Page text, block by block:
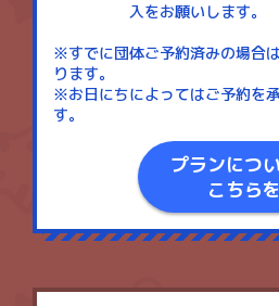
入をお願いします。
※すでに団体ご予約済みの場合
ります。
※お日にちによってはご予約を
す。
プランにつ
こちら